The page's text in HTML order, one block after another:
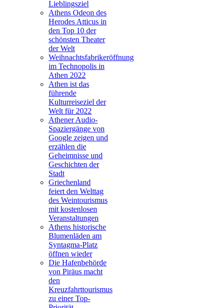
Lieblingsziel
Athens Odeon des
Herodes Atticus in
den Top 10 der
schönsten Theater
der Welt
Weihnachtsfabrikeröffnung
im Technopolis in
Athen 2022
Athen ist das
führende
Kulturreiseziel der
Welt für 2022
Athener Audio-
Spaziergänge von
Google zeigen und
erzählen die
Geheimnisse und
Geschichten der
Stadt
Griechenland
feiert den Welttag
des Weintourismus
mit kostenlosen
Veranstaltungen
Athens historische
Blumenläden am
Syntagma-Platz
öffnen wieder
Die Hafenbehörde
von Piräus macht
den
Kreuzfahrttourismus
zu einer Top-